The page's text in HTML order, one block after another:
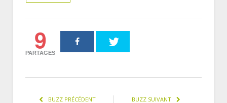
9
PARTAGES
BUZZ PRÉCÉDENT BUZZ SUIVANT